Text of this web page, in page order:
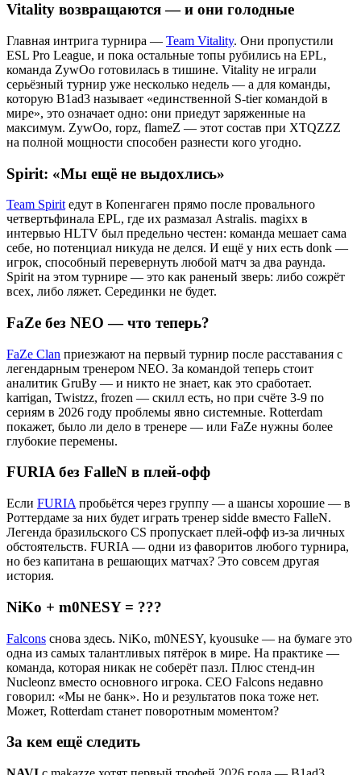
Vitality возвращаются — и они голодные
Главная интрига турнира — Team Vitality. Они пропустили
ESL Pro League, и пока остальные топы рубились на EPL,
команда ZywOo готовилась в тишине. Vitality не играли
серьёзный турнир уже несколько недель — а для команды,
которую B1ad3 называет «единственной S-tier командой в
мире», это означает одно: они приедут заряженные на
максимум. ZywOo, ropz, flameZ — этот состав при XTQZZZ
на полной мощности способен разнести кого угодно.
Spirit: «Мы ещё не выдохлись»
Team Spirit едут в Копенгаген прямо после провального
четвертьфинала EPL, где их размазал Astralis. magixx в
интервью HLTV был предельно честен: команда мешает сама
себе, но потенциал никуда не делся. И ещё у них есть donk —
игрок, способный перевернуть любой матч за два раунда.
Spirit на этом турнире — это как раненый зверь: либо сожрёт
всех, либо ляжет. Серединки не будет.
FaZe без NEO — что теперь?
FaZe Clan приезжают на первый турнир после расставания с
легендарным тренером NEO. За командой теперь стоит
аналитик GruBy — и никто не знает, как это сработает.
karrigan, Twistzz, frozen — скилл есть, но при счёте 3-9 по
сериям в 2026 году проблемы явно системные. Rotterdam
покажет, было ли дело в тренере — или FaZe нужны более
глубокие перемены.
FURIA без FalleN в плей-офф
Если FURIA пробьётся через группу — а шансы хорошие — в
Роттердаме за них будет играть тренер sidde вместо FalleN.
Легенда бразильского CS пропускает плей-офф из-за личных
обстоятельств. FURIA — одни из фаворитов любого турнира,
но без капитана в решающих матчах? Это совсем другая
история.
NiKo + m0NESY = ???
Falcons снова здесь. NiKo, m0NESY, kyousuke — на бумаге это
одна из самых талантливых пятёрок в мире. На практике —
команда, которая никак не соберёт пазл. Плюс стенд-ин
Nucleonz вместо основного игрока. CEO Falcons недавно
говорил: «Мы не банк». Но и результатов пока тоже нет.
Может, Rotterdam станет поворотным моментом?
За кем ещё следить